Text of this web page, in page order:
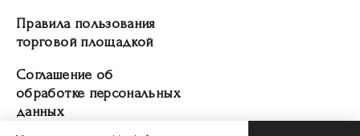
Правила пользования
торговой площадкой
Соглашение об
обработке персональных
данных